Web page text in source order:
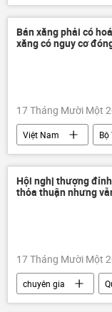
chuyên gia
Joe Biden
Thế giới
Bán xăng phải có
xăng có nguy cơ
17 Tháng Mười Một
Việt Nam Bộ
doanh nghiệp
Hội nghị thượng
thỏa thuận nhưng
17 Tháng Mười Một
chuyên gia
Tập Cận Bình